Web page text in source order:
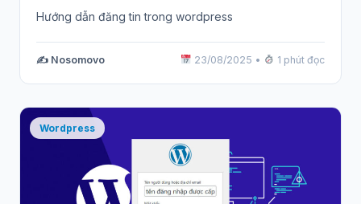
Hướng dẫn đăng tin trong wordpress
✍️ Nosomovo 23/08/2025 • 1 phút đọc
Wordpress